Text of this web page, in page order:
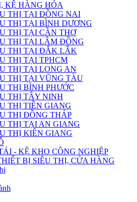
KỆ HÀNG HÓA
THỊ TẠI ĐỒNG NAI
THỊ TẠI BÌNH DƯƠNG
THỊ TẠI CẦN THƠ
THỊ TẠI LÂM ĐỒNG
THỊ TẠI ĐẮK LẮK
THỊ TẠI TPHCM
THỊ TẠI LONG AN
THỊ TẠI VŨNG TÀU
THỊ BÌNH PHƯỚC
THỊ TÂY NINH
THỊ TIỀN GIANG
THỊ ĐỒNG THÁP
THỊ TẠI AN GIANG
THỊ KIÊN GIANG
- KỆ KHO CÔNG NGHIỆP
BỊ SIÊU THỊ, CỬA HÀNG